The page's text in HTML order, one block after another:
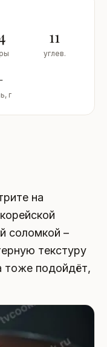
11
углев.
г
на
соломкой –
текстуру
тоже подойдёт,